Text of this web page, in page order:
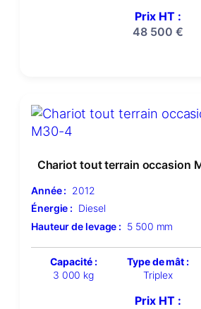
Prix HT :
48 500 €
Chariot tout terrain occasion
Année : 2012
Énergie : Diesel
Hauteur de levage : 5 500 mm
Capacité :
3 000 kg
Type de mât :
Triplex
Prix HT :